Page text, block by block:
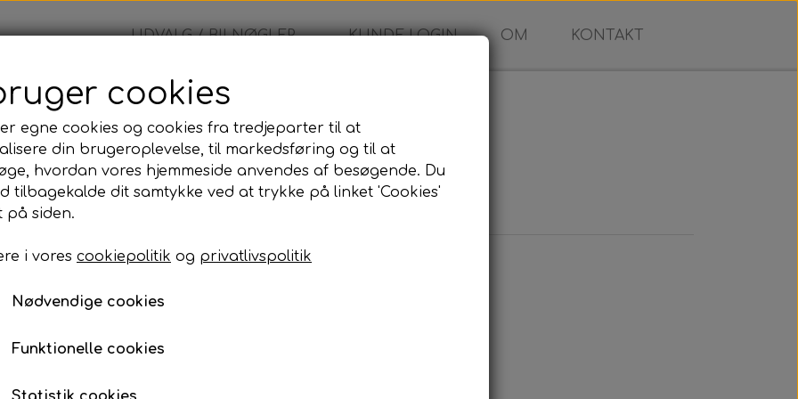
UDVALG / BILNØGLER KUNDE LOGIN OM KONTAKT
Nissan - Nøglehus
115,00 kr.
Nissan - Fjernbetjeningshus
"Uden eletronisk del"
Antal
cookies
egne cookies og cookies fra tredjeparter til at
din brugeroplevelse, til markedsføring og til at
hvordan vores hjemmeside anvendes af besøgende. Du
tilbagekalde dit samtykke ved at trykke på linket 'Cookies'
på siden.
i vores cookiepolitik og privatlivspolitik
Nødvendige cookies
Funktionelle cookies